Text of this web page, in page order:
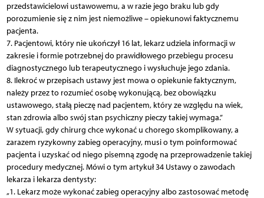
przedstawicielowi ustawowemu, a w razie jego braku lub gdy
porozumienie się z nim jest niemożliwe – opiekunowi faktycznemu
pacjenta.
7. Pacjentowi, który nie ukończył 16 lat, lekarz udziela informacji w
zakresie i formie potrzebnej do prawidłowego przebiegu procesu
diagnostycznego lub terapeutycznego i wysłuchuje jego zdania.
8. Ilekroć w przepisach ustawy jest mowa o opiekunie faktycznym,
należy przez to rozumieć osobę wykonującą, bez obowiązku
ustawowego, stałą pieczę nad pacjentem, który ze względu na wiek,
stan zdrowia albo swój stan psychiczny pieczy takiej wymaga.”
W sytuacji, gdy chirurg chce wykonać u chorego skomplikowany, a
zarazem ryzykowny zabieg operacyjny, musi o tym poinformować
pacjenta i uzyskać od niego pisemną zgodę na przeprowadzenie takiej
procedury medycznej. Mówi o tym artykuł 34 Ustawy o zawodach
lekarza i lekarza dentysty:
„1. Lekarz może wykonać zabieg operacyjny albo zastosować metodę